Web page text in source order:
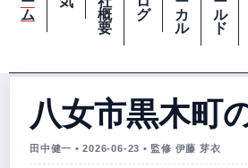
ム
概
要
グ
カ
ル
ル
ド
八女市黒木町
田中健一 • 2026-06-23 • 監修 伊藤 芽衣